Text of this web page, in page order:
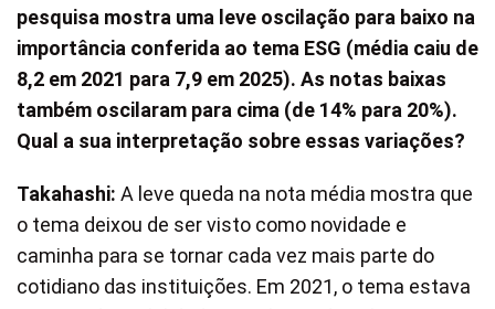
pesquisa mostra uma leve oscilação para baixo na
importância conferida ao tema ESG (média caiu de
8,2 em 2021 para 7,9 em 2025). As notas baixas
também oscilaram para cima (de 14% para 20%).
Qual a sua interpretação sobre essas variações?
Takahashi: A leve queda na nota média mostra que
o tema deixou de ser visto como novidade e
caminha para se tornar cada vez mais parte do
cotidiano das instituições. Em 2021, o tema estava